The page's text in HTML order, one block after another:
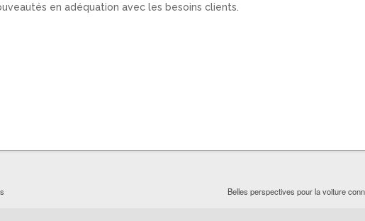
en adéquation avec les besoins clients.
Belles perspectives pour la voiture